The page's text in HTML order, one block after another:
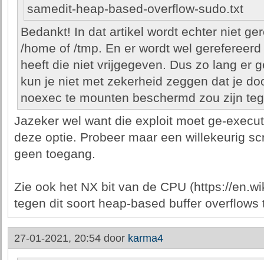
samedit-heap-based-overflow-sudo.txt
Bedankt! In dat artikel wordt echter niet
/home of /tmp. En er wordt wel
heeft die niet vrijgegeven. Dus zo lang er
kun je niet met zekerheid zeggen dat je
noexec te mounten beschermd zou zijn
Jazeker wel want die exploit moet ge-
deze optie. Probeer maar een willekeurig
geen toegang.
Zie ook het NX bit van de CPU (https://
tegen dit soort heap-based buffer overflows
27-01-2021, 20:54 door karma4